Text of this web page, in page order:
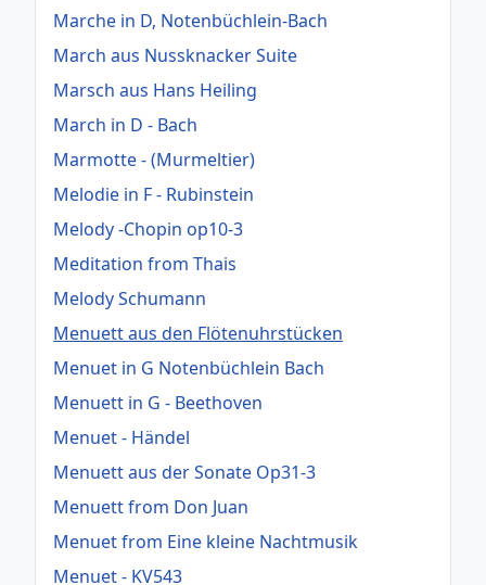
Marche in D, Notenbüchlein-Bach
March aus Nussknacker Suite
Marsch aus Hans Heiling
March in D - Bach
Marmotte - (Murmeltier)
Melodie in F - Rubinstein
Melody -Chopin op10-3
Meditation from Thais
Melody Schumann
Menuett aus den Flötenuhrstücken
Menuet in G Notenbüchlein Bach
Menuett in G - Beethoven
Menuet - Händel
Menuett aus der Sonate Op31-3
Menuett from Don Juan
Menuet from Eine kleine Nachtmusik
Menuet - KV543